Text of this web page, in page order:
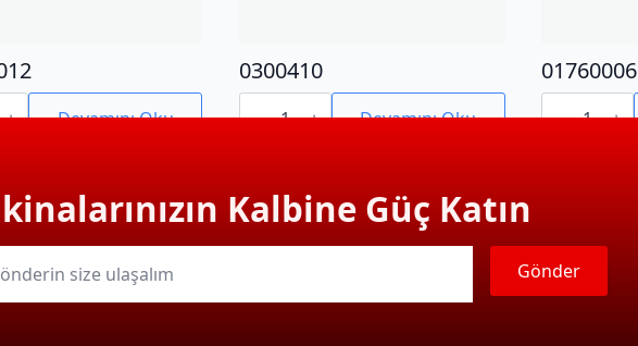
Devamını Oku
0300410
0300410
adet Devamını Oku
01760006
01760006
adet
Kalbine Güç Katın
Gönder